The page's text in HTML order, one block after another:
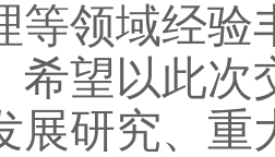
等领域经验
希望以此次
展研究、重